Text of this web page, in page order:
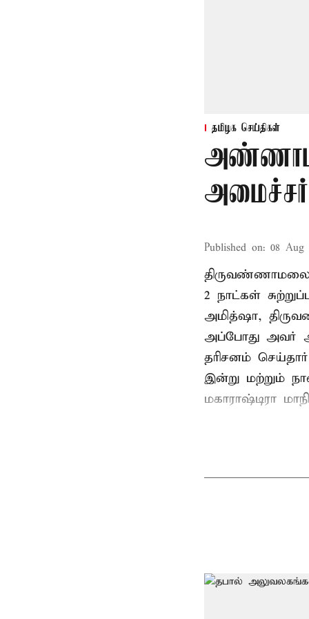
தமிழக செய்திகள்
Published on: 08 Aug
2 நாட்கள்
அமித்ஷா,
அப்போது அவர்
தரிசனம்
இன்று மற்றும்
மகாராஷ்டிரா